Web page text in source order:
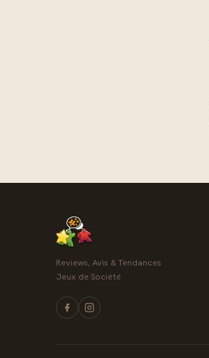
Reviews, Avis & Tendances
Jeux de Société